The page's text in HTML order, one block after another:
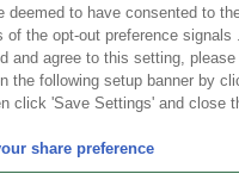
©Bandai Namco Amusement
©Bandai Namco Amusement Lab
deemed to have consented to
of the opt-out preference signals
and agree to this setting,
the following setup banner by
click 'Save Settings' and close
share preference